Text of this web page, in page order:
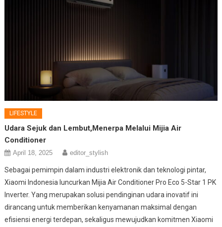
LIFESTYLE
Udara Sejuk dan Lembut,Menerpa Melalui Mijia Air
Conditioner
April 18, 2025 editor_stylish
Sebagai pemimpin dalam industri elektronik dan teknologi pintar,
Xiaomi Indonesia luncurkan Mijia Air Conditioner Pro Eco 5-Star 1 PK
Inverter. Yang merupakan solusi pendinginan udara inovatif ini
dirancang untuk memberikan kenyamanan maksimal dengan
efisiensi energi terdepan, sekaligus mewujudkan komitmen Xiaomi